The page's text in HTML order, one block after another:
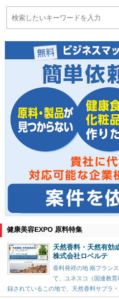
健康美容EXPO 原料特集
天然香料・天然有効
株式会社ロベルテ
香料発祥の地 南フラン
て、ユネスコ（国連教
録されているこの地で、天然香料サプラ・